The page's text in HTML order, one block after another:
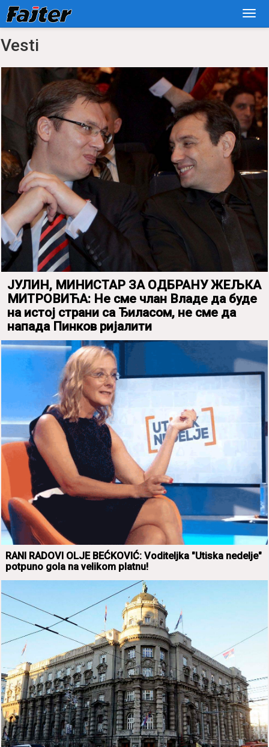
Vesti
ЈУЛИН, МИНИСТАР ЗА ОДБРАНУ ЖЕЉКА
МИТРОВИЋА: Не сме члан Владе да буде
на истој страни са Ђиласом, не сме да
напада Пинков ријалити
RANI RADOVI OLJE BEĆKOVIĆ: Voditeljka "Utiska nedelje"
potpuno gola na velikom platnu!